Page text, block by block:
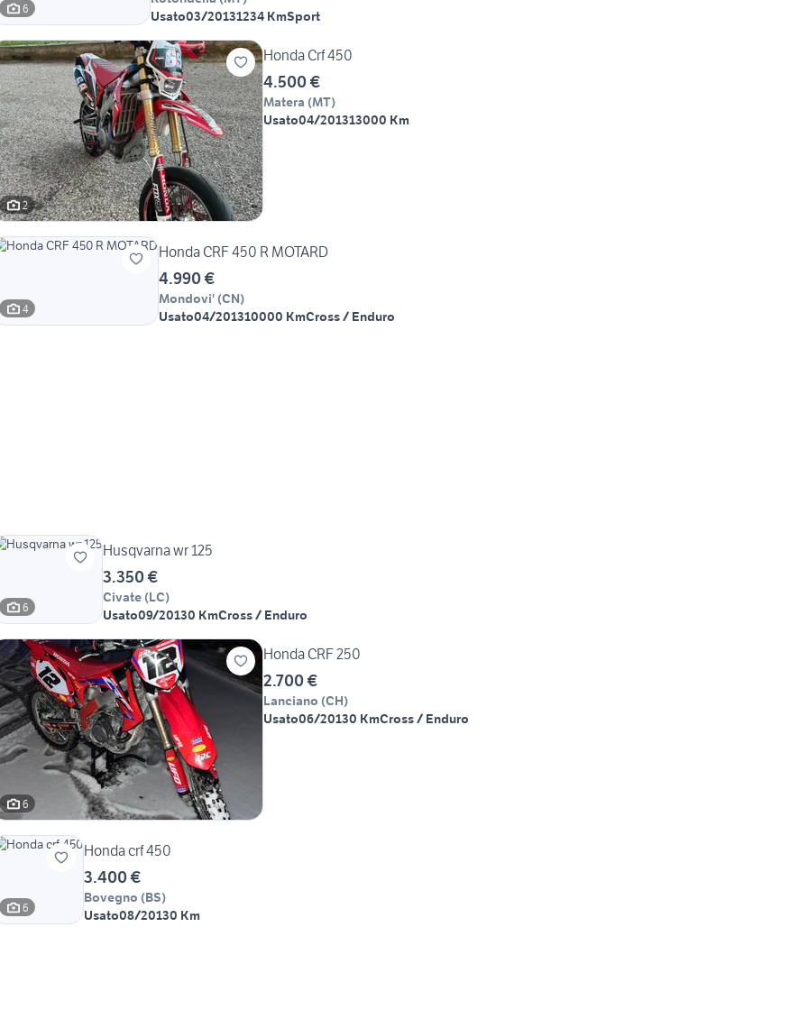
6
Usato03/20131234 KmSport
2
Honda Crf 450
4.500 €
Matera (MT)
Usato04/201313000 Km
4
Honda CRF 450 R MOTARD
4.990 €
Mondovi' (CN)
Usato04/201310000 KmCross / Enduro
6
Husqvarna wr 125
3.350 €
Civate (LC)
Usato09/20130 KmCross / Enduro
6
Honda CRF 250
2.700 €
Lanciano (CH)
Usato06/20130 KmCross / Enduro
6
Honda crf 450
3.400 €
Bovegno (BS)
Usato08/20130 Km